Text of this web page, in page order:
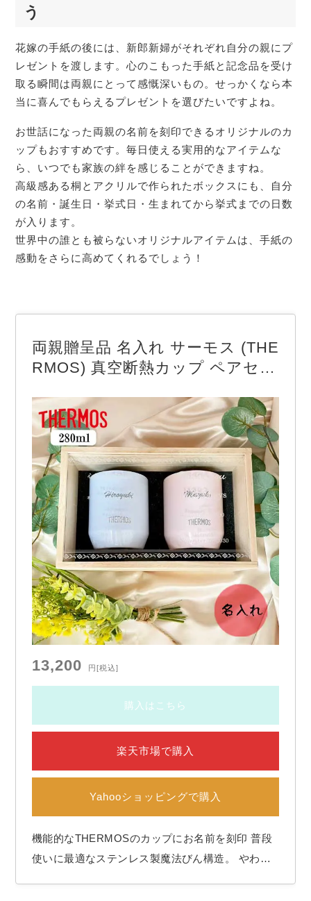
う
花嫁の手紙の後には、新郎新婦がそれぞれ自分の親にプ
レゼントを渡します。心のこもった手紙と記念品を受け
取る瞬間は両親にとって感慨深いもの。せっかくなら本
当に喜んでもらえるプレゼントを選びたいですよね。
お世話になった両親の名前を刻印できるオリジナルのカ
ップもおすすめです。毎日使える実用的なアイテムな
ら、いつでも家族の絆を感じることができますね。
高級感ある桐とアクリルで作られたボックスにも、自分
の名前・誕生日・挙式日・生まれてから挙式までの日数
が入ります。
世界中の誰とも被らないオリジナルアイテムは、手紙の
感動をさらに高めてくれるでしょう！
両親贈呈品 名入れ サーモス (THE
RMOS) 真空断熱カップ ペアセッ
13,200 円[税込]
購入はこちら
楽天市場で購入
Yahooショッピングで購入
機能的なTHERMOSのカップにお名前を刻印 普段
使いに最適なステンレス製魔法びん構造。 やわら